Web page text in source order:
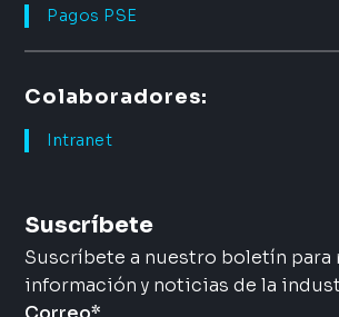
Pagos PSE
Colaboradores:
Intranet
Suscríbete
Suscríbete a nuestro boletín
información y noticias de la